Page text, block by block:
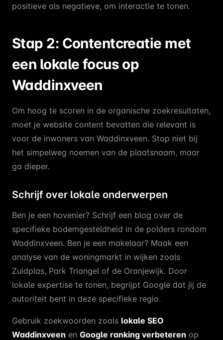
positieve als negatieve, om interactie te tonen.
Stap 2: Contentcreatie met
een lokale focus op
Waddinxveen
Om hoog te scoren in de organische zoekresultaten,
moet je website content bevatten die relevant is
voor de inwoners van Waddinxveen. Stop niet bij
het simpelweg noemen van de plaatsnaam, maar
ga dieper.
Schrijf over lokale onderwerpen
Ben je een hovenier? Schrijf een blog over de
specifieke bodemgesteldheid in de polders rondom
Waddinxveen. Ben je een makelaar? Maak een
analyse van de woningmarkt in wijken zoals
Zuidplas, Park Triangel of de Oranjewijk. Door
lokale expertise te tonen, begrijpt Google dat jij de
autoriteit bent in deze specifieke regio.
Gebruik zoekwoorden zoals lokale SEO
Waddinxveen en Google ranking verbeteren op